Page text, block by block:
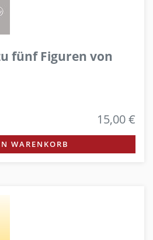
fünf Figuren von
15,00 €
WARENKORB